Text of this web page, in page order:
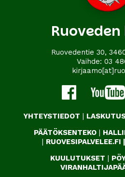
Ruovedentie 30,
Vaihde: 03
YHTEYSTIEDOT |
PÄÄTÖKSENTEKO |
| RUOVESIPALVELEE.FI |
KUULUTUKSET |